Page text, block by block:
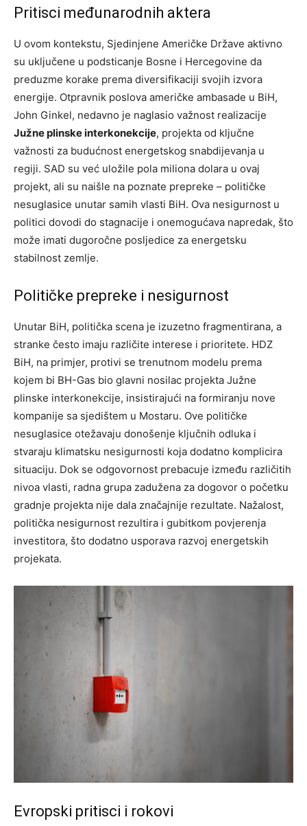
Pritisci međunarodnih aktera
U ovom kontekstu, Sjedinjene Američke Države aktivno
su uključene u podsticanje Bosne i Hercegovine da
preduzme korake prema diversifikaciji svojih izvora
energije. Otpravnik poslova američke ambasade u BiH,
John Ginkel, nedavno je naglasio važnost realizacije
Južne plinske interkonekcije, projekta od ključne
važnosti za budućnost energetskog snabdijevanja u
regiji. SAD su već uložile pola miliona dolara u ovaj
projekt, ali su naišle na poznate prepreke – političke
nesuglasice unutar samih vlasti BiH. Ova nesigurnost u
politici dovodi do stagnacije i onemogućava napredak, što
može imati dugoročne posljedice za energetsku
stabilnost zemlje.
Političke prepreke i nesigurnost
Unutar BiH, politička scena je izuzetno fragmentirana, a
stranke često imaju različite interese i prioritete. HDZ
BiH, na primjer, protivi se trenutnom modelu prema
kojem bi BH-Gas bio glavni nosilac projekta Južne
plinske interkonekcije, insistirajući na formiranju nove
kompanije sa sjedištem u Mostaru. Ove političke
nesuglasice otežavaju donošenje ključnih odluka i
stvaraju klimatsku nesigurnosti koja dodatno komplicira
situaciju. Dok se odgovornost prebacuje između različitih
nivoa vlasti, radna grupa zadužena za dogovor o početku
gradnje projekta nije dala značajnije rezultate. Nažalost,
politička nesigurnost rezultira i gubitkom povjerenja
investitora, što dodatno usporava razvoj energetskih
projekata.
Evropski pritisci i rokovi